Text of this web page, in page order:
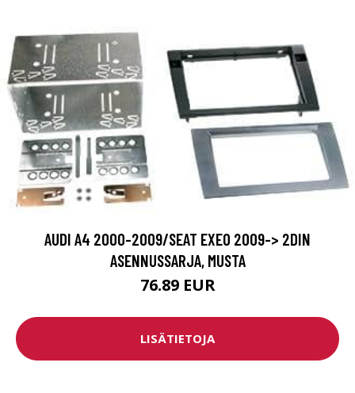
AUDI A4 2000-2009/SEAT EXEO 2009-> 2DIN
ASENNUSSARJA, MUSTA
76.89 EUR
LISÄTIETOJA